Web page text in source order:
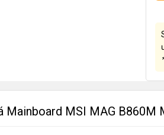
Mainboard MSI MAG B860M